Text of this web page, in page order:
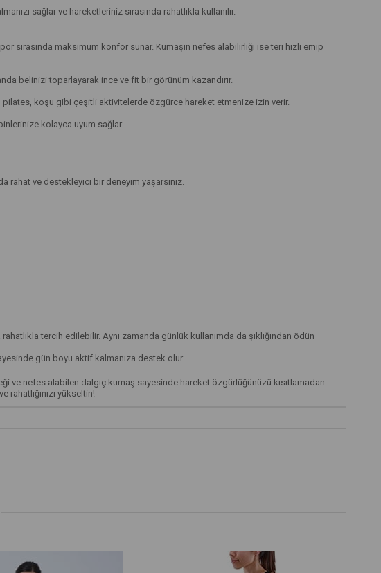
sağlar ve hareketleriniz sırasında rahatlıkla kullanılır.
sırasında maksimum konfor sunar. Kumaşın nefes alabilirliği ise teri hızlı emip
belinizi toparlayarak ince ve fit bir görünüm kazandırır.
pilates, koşu gibi çeşitli aktivitelerde özgürce hareket etmenize izin verir.
kolayca uyum sağlar.
rahat ve destekleyici bir deneyim yaşarsınız.
tercih edilebilir. Aynı zamanda günlük kullanımda da şıklığından ödün
gün boyu aktif kalmanıza destek olur.
ve nefes alabilen dalgıç kumaş sayesinde hareket özgürlüğünüzü kısıtlamadan
rahatlığınızı yükseltin!